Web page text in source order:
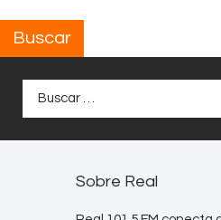
Buscar
Sobre Real